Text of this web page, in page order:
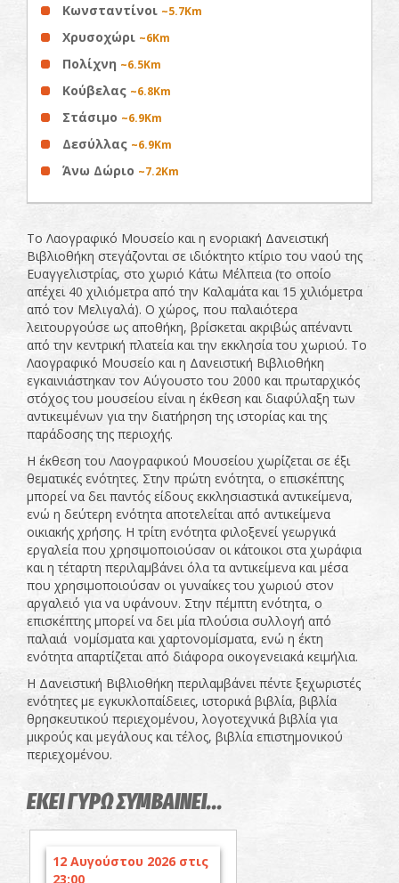
Κωνσταντίνοι ~5.7Km
Χρυσοχώρι ~6Km
Πολίχνη ~6.5Km
Κούβελας ~6.8Km
Στάσιμο ~6.9Km
Δεσύλλας ~6.9Km
Άνω Δώριο ~7.2Km
Το Λαογραφικό Μουσείο και η ενοριακή Δανειστική
Βιβλιοθήκη στεγάζονται σε ιδιόκτητο κτίριο του ναού της
Ευαγγελιστρίας, στο χωριό Κάτω Μέλπεια (το οποίο
απέχει 40 χιλιόμετρα από την Καλαμάτα και 15 χιλιόμετρα
από τον Μελιγαλά). Ο χώρος, που παλαιότερα
λειτουργούσε ως αποθήκη, βρίσκεται ακριβώς απέναντι
από την κεντρική πλατεία και την εκκλησία του χωριού. Το
Λαογραφικό Μουσείο και η Δανειστική Βιβλιοθήκη
εγκαινιάστηκαν τον Αύγουστο του 2000 και πρωταρχικός
στόχος του μουσείου είναι η έκθεση και διαφύλαξη των
αντικειμένων για την διατήρηση της ιστορίας και της
παράδοσης της περιοχής.
Η έκθεση του Λαογραφικού Μουσείου χωρίζεται σε έξι
θεματικές ενότητες. Στην πρώτη ενότητα, ο επισκέπτης
μπορεί να δει παντός είδους εκκλησιαστικά αντικείμενα,
ενώ η δεύτερη ενότητα αποτελείται από αντικείμενα
οικιακής χρήσης. Η τρίτη ενότητα φιλοξενεί γεωργικά
εργαλεία που χρησιμοποιούσαν οι κάτοικοι στα χωράφια
και η τέταρτη περιλαμβάνει όλα τα αντικείμενα και μέσα
που χρησιμοποιούσαν οι γυναίκες του χωριού στον
αργαλειό για να υφάνουν. Στην πέμπτη ενότητα, ο
επισκέπτης μπορεί να δει μία πλούσια συλλογή από
παλαιά νομίσματα και χαρτονομίσματα, ενώ η έκτη
ενότητα απαρτίζεται από διάφορα οικογενειακά κειμήλια.
Η Δανειστική Βιβλιοθήκη περιλαμβάνει πέντε ξεχωριστές
ενότητες με εγκυκλοπαίδειες, ιστορικά βιβλία, βιβλία
θρησκευτικού περιεχομένου, λογοτεχνικά βιβλία για
μικρούς και μεγάλους και τέλος, βιβλία επιστημονικού
περιεχομένου.
ΕΚΕΙ ΓΥΡΩ ΣΥΜΒΑΙΝΕΙ...
12 Αυγούστου 2026 στις
23:00